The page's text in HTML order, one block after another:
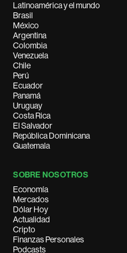
Latinoamérica y el mundo
Brasil
México
Argentina
Colombia
Venezuela
Chile
Perú
Ecuador
Panamá
Uruguay
Costa Rica
El Salvador
República Dominicana
Guatemala
SOBRE NOSOTROS
Economía
Mercados
Dólar Hoy
Actualidad
Cripto
Finanzas Personales
Podcasts